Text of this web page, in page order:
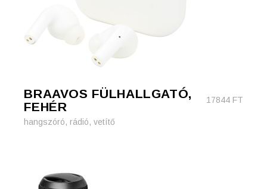
BRAAVOS FÜLHALLGATÓ,
FEHÉR
17844 FT
hangszóró, rádió, vetítő